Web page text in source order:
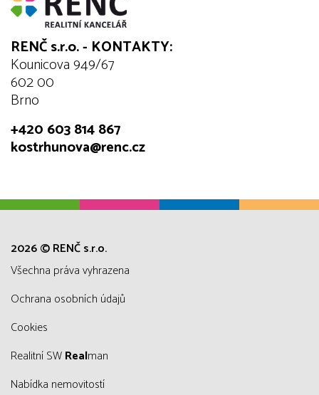
RENČ s.r.o. - KONTAKTY:
Kounicova 949/67
602 00
Brno
+420 603 814 867
kostrhunova@renc.cz
2026 © RENČ s.r.o.
všechna práva vyhrazena
Ochrana osobních údajů
Cookies
Realitní SWRealman
Nabídka nemovitostí